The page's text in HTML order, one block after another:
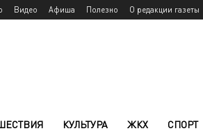
Видео Афиша Полезно О редакции газеты
КУЛЬТУРА ЖКХ СПОРТ